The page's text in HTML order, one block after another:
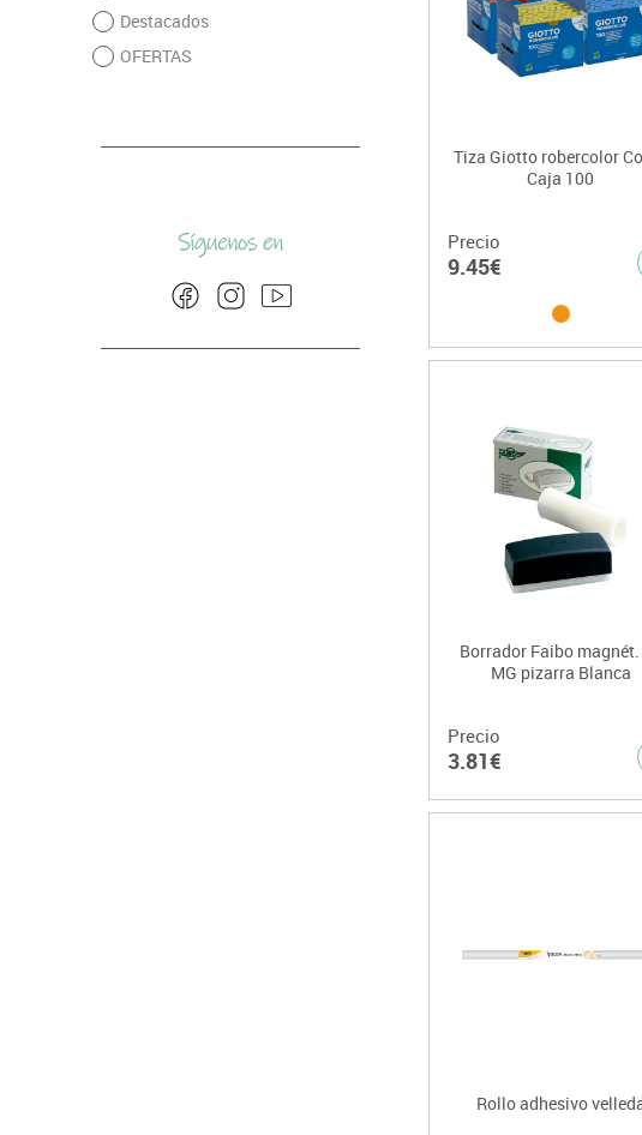
Destacados
OFERTAS
Tiza Giotto robercolor
Caja 100
Precio
9.45€
Borrador Faibo magnét.
MG pizarra Blanca
Precio
3.81€
Rollo adhesivo